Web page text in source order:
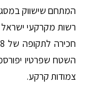
המתחם שישווק
רשות מקרקעי
צמודות קרקע.